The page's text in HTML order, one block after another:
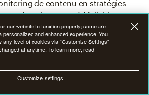
de contenu en stratégies
Inscrivez-vous à Mailchimp
points à
our website to function properly; some are
personalized and enhanced experience. You
any level of cookies via “Customize Settings”
at anytime. To learn more, read
Customize settings